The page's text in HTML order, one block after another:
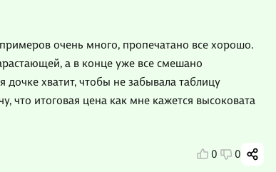
очень много, пропечатано все хорошо.
а в конце уже все смешано
хватит, чтобы не забывала таблицу
что итоговая цена как мне кажется высоковата
0 0